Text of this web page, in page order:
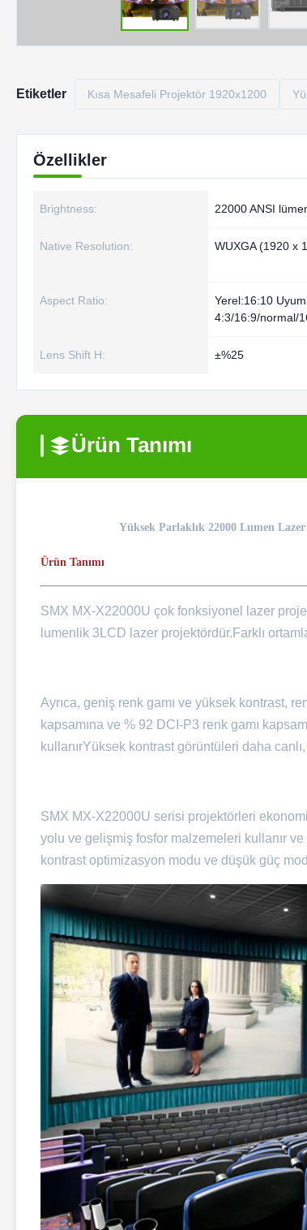
Etiketler Kısa Mesafeli Projektör 1920x1200
Özellikler
Brightness: 22000 ANSI
Native Resolution: WUXGA (1920 x
Aspect Ratio:
Yerel:16:10
4:3/16:9/normal/
Lens Shift H: ±%25
Ürün Tanımı
Yüksek Parlaklık 22000 Lumen
Ürün Tanımı
SMX MX-X22000U çok fonksiyonel lazer
lumenlik 3LCD lazer projektördür.Farklı
Ayrıca, geniş renk gamı ve yüksek kontrast,
kapsamına ve % 92 DCI-P3 renk gamı
kullanırYüksek kontrast görüntüleri daha
SMX MX-X22000U serisi projektörleri
yolu ve gelişmiş fosfor malzemeleri kullanır
kontrast optimizasyon modu ve düşük güç